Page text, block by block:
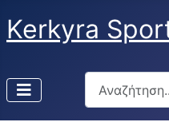
Kerkyra
Αναζήτηση
Type 2 or